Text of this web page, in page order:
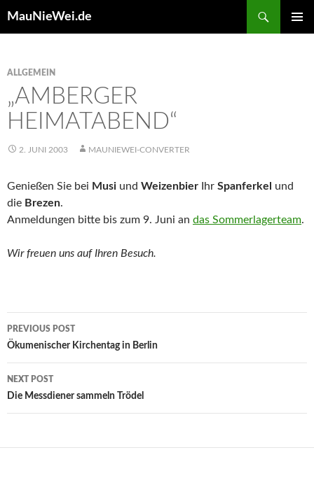
MauNieWei.de
ALLGEMEIN
„AMBERGER
HEIMATABEND“
2. JUNI 2003 MAUNIEWEI-CONVERTER
Genießen Sie bei Musi und Weizenbier Ihr Spanferkel und
die Brezen.
Anmeldungen bitte bis zum 9. Juni an das Sommerlagerteam.
Wir freuen uns auf Ihren Besuch.
Post
navigation
PREVIOUS POST
Ökumenischer Kirchentag in Berlin
NEXT POST
Die Messdiener sammeln Trödel